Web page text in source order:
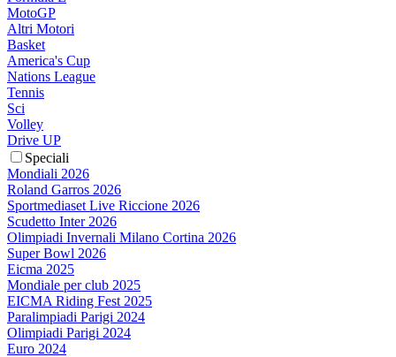
MotoGP
Altri Motori
Basket
America's Cup
Nations League
Tennis
Sci
Volley
Drive UP
Speciali
Mondiali 2026
Roland Garros 2026
Sportmediaset Live Riccione 2026
Scudetto Inter 2026
Olimpiadi Invernali Milano Cortina 2026
Super Bowl 2026
Eicma 2025
Mondiale per club 2025
EICMA Riding Fest 2025
Paralimpiadi Parigi 2024
Olimpiadi Parigi 2024
Euro 2024